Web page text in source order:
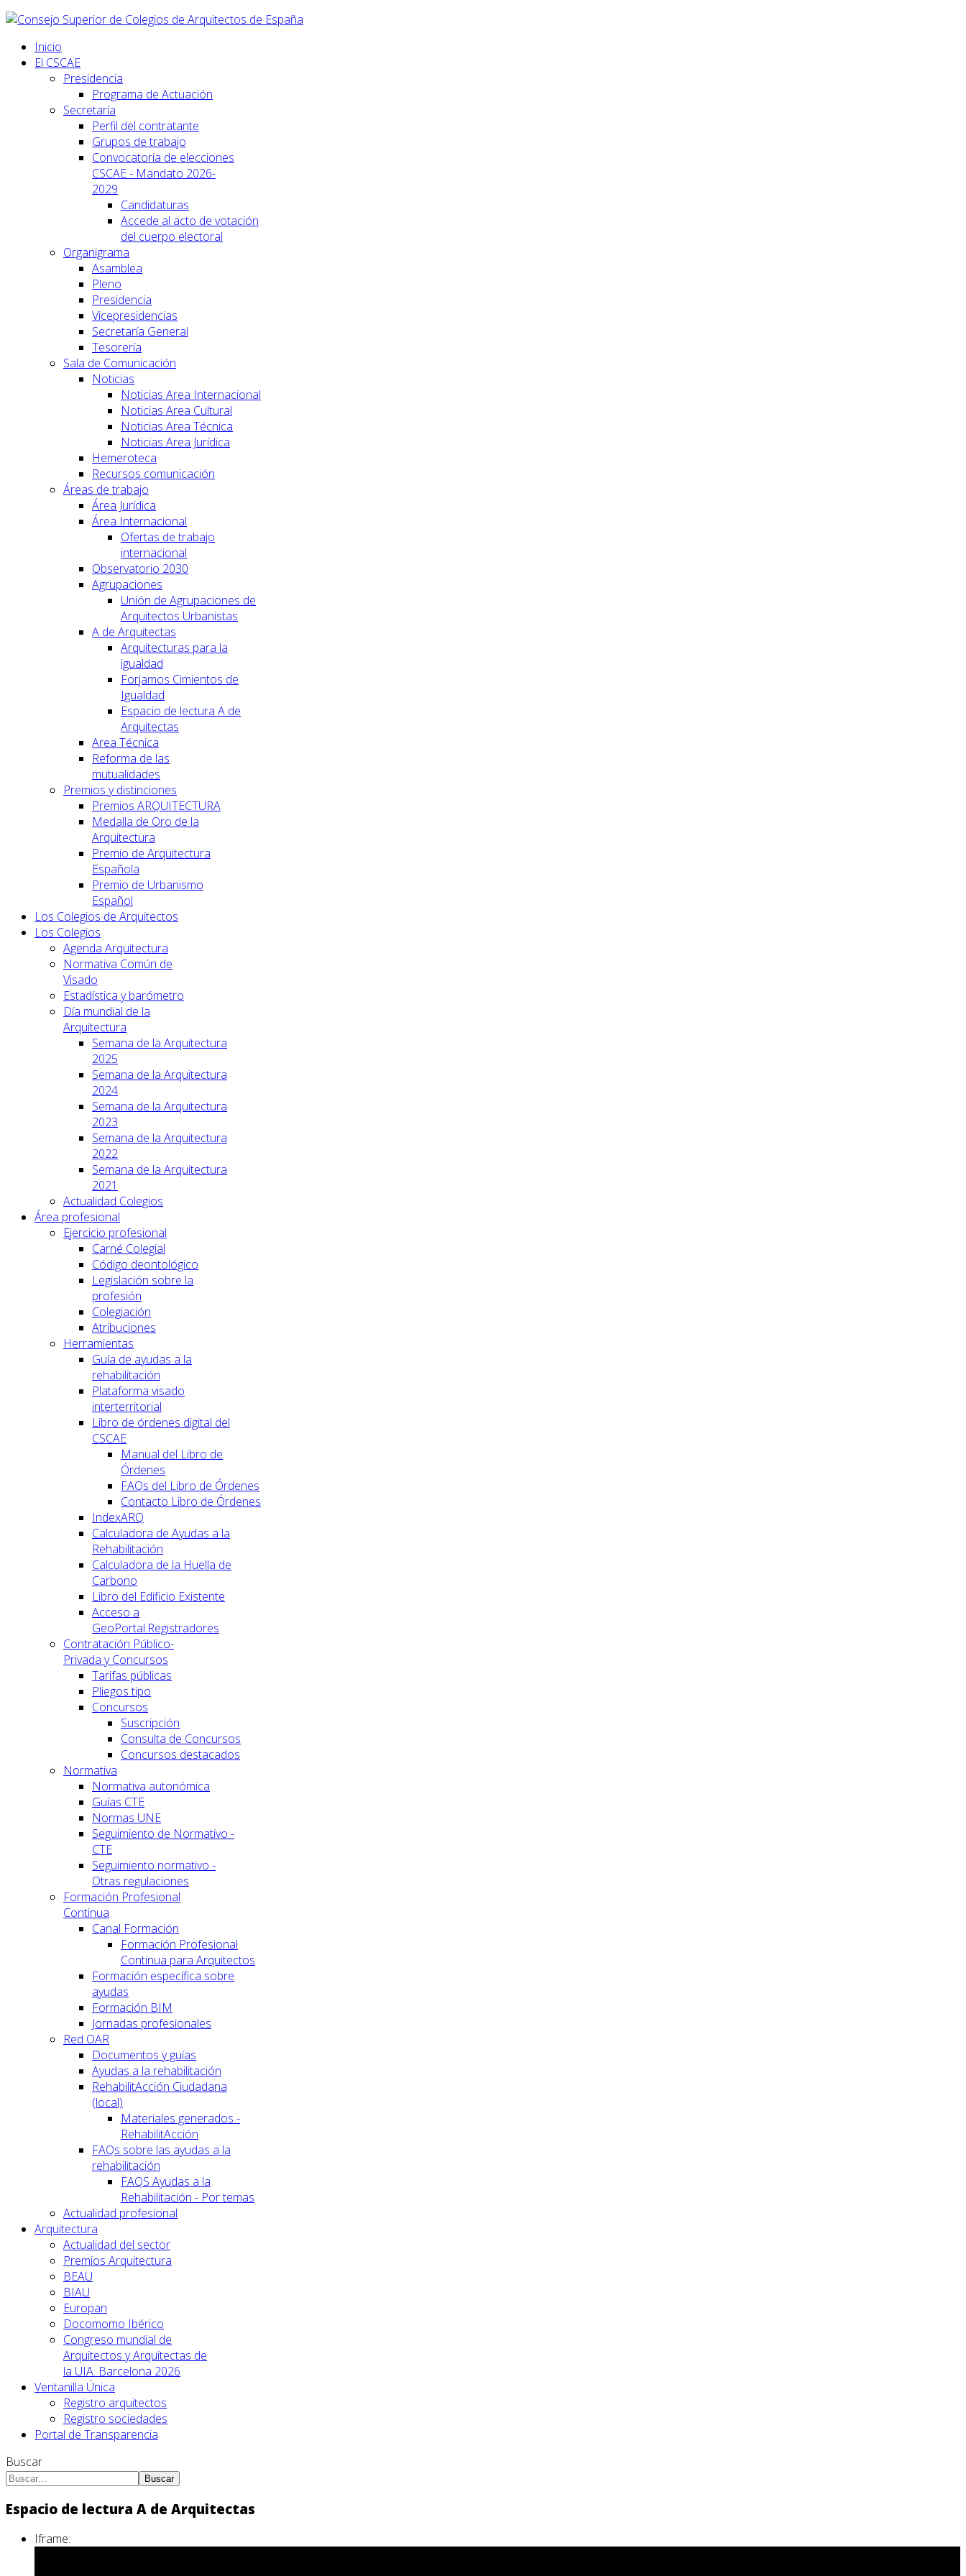
Inicio
El CSCAE
Presidencia
Programa de Actuación
Secretaría
Perfil del contratante
Grupos de trabajo
Convocatoria de elecciones
CSCAE - Mandato 2026-
2029
Candidaturas
Accede al acto de votación
del cuerpo electoral
Organigrama
Asamblea
Pleno
Presidencia
Vicepresidencias
Secretaría General
Tesorería
Sala de Comunicación
Noticias
Noticias Area Internacional
Noticias Area Cultural
Noticias Area Técnica
Noticias Area Jurídica
Hemeroteca
Recursos comunicación
Áreas de trabajo
Área Jurídica
Área Internacional
Ofertas de trabajo
internacional
Observatorio 2030
Agrupaciones
Unión de Agrupaciones de
Arquitectos Urbanistas
A de Arquitectas
Arquitecturas para la
igualdad
Forjamos Cimientos de
Igualdad
Espacio de lectura A de
Arquitectas
Area Técnica
Reforma de las
mutualidades
Premios y distinciones
Premios ARQUITECTURA
Medalla de Oro de la
Arquitectura
Premio de Arquitectura
Española
Premio de Urbanismo
Español
Los Colegios de Arquitectos
Los Colegios
Agenda Arquitectura
Normativa Común de
Visado
Estadística y barómetro
Día mundial de la
Arquitectura
Semana de la Arquitectura
2025
Semana de la Arquitectura
2024
Semana de la Arquitectura
2023
Semana de la Arquitectura
2022
Semana de la Arquitectura
2021
Actualidad Colegios
Área profesional
Ejercicio profesional
Carné Colegial
Código deontológico
Legislación sobre la
profesión
Colegiación
Atribuciones
Herramientas
Guía de ayudas a la
rehabilitación
Plataforma visado
interterritorial
Libro de órdenes digital del
CSCAE
Manual del Libro de
Órdenes
FAQs del Libro de Órdenes
Contacto Libro de Órdenes
IndexARQ
Calculadora de Ayudas a la
Rehabilitación
Calculadora de la Huella de
Carbono
Libro del Edificio Existente
Acceso a
GeoPortal.Registradores
Contratación Público-
Privada y Concursos
Tarifas públicas
Pliegos tipo
Concursos
Suscripción
Consulta de Concursos
Concursos destacados
Normativa
Normativa autonómica
Guías CTE
Normas UNE
Seguimiento de Normativo -
CTE
Seguimiento normativo -
Otras regulaciones
Formación Profesional
Continua
Canal Formación
Formación Profesional
Continua para Arquitectos
Formación específica sobre
ayudas
Formación BIM
Jornadas profesionales
Red OAR
Documentos y guías
Ayudas a la rehabilitación
RehabilitAcción Ciudadana
(local)
Materiales generados -
RehabilitAcción
FAQs sobre las ayudas a la
rehabilitación
FAQS Ayudas a la
Rehabilitación - Por temas
Actualidad profesional
Arquitectura
Actualidad del sector
Premios Arquitectura
BEAU
BIAU
Europan
Docomomo Ibérico
Congreso mundial de
Arquitectos y Arquitectas de
la UIA. Barcelona 2026
Ventanilla Única
Registro arquitectos
Registro sociedades
Portal de Transparencia
Buscar
Buscar
Espacio de lectura A de Arquitectas
Iframe: